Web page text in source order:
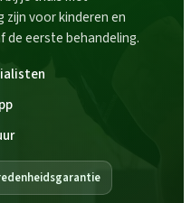
zijn voor kinderen en
eerste behandeling.